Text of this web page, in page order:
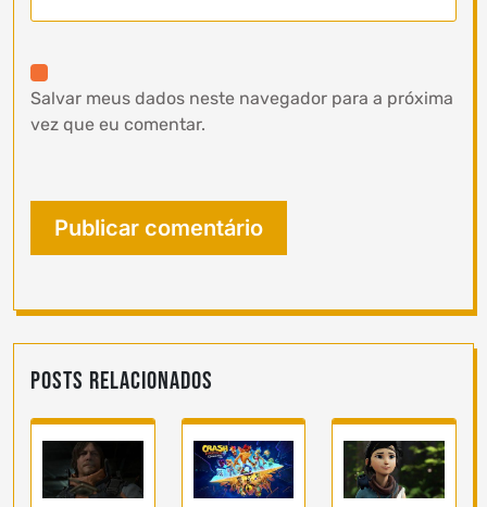
Salvar meus dados neste navegador para a próxima
vez que eu comentar.
Posts Relacionados